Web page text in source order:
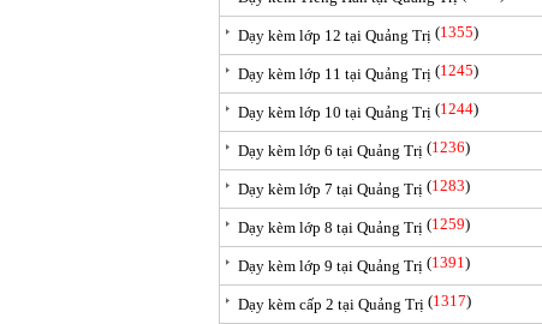
Dạy kèm lớp 12 tại Quảng Trị (1355)
Dạy kèm lớp 11 tại Quảng Trị (1245)
Dạy kèm lớp 10 tại Quảng Trị (1244)
Dạy kèm lớp 6 tại Quảng Trị (1236)
Dạy kèm lớp 7 tại Quảng Trị (1283)
Dạy kèm lớp 8 tại Quảng Trị (1259)
Dạy kèm lớp 9 tại Quảng Trị (1391)
Dạy kèm cấp 2 tại Quảng Trị (1317)